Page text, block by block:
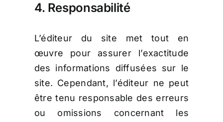
4. Responsabilité
L’éditeur du site met tout en
œuvre pour assurer l’exactitude
des informations diffusées sur le
site. Cependant, l’éditeur ne peut
être tenu responsable des erreurs
ou omissions concernant les